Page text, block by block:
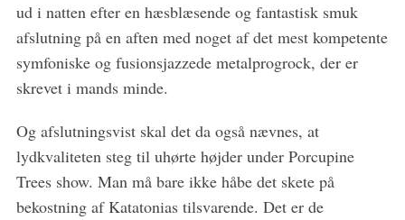
ud i natten efter en hæsblæsende og fantastisk smuk
afslutning på en aften med noget af det mest kompetente
symfoniske og fusionsjazzede metalprogrock, der er
skrevet i mands minde.
Og afslutningsvist skal det da også nævnes, at
lydkvaliteten steg til uhørte højder under Porcupine
Trees show. Man må bare ikke håbe det skete på
bekostning af Katatonias tilsvarende. Det er de